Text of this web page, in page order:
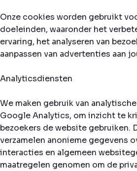
Onze cookies worden gebruikt
doeleinden, waaronder het
ervaring, het analyseren van
aanpassen van advertenties aan
Analyticsdiensten
We maken gebruik van
Google Analytics, om inzicht te
bezoekers de website gebruiken.
verzamelen anonieme gegevens
interacties en algemeen
maatregelen genomen om de